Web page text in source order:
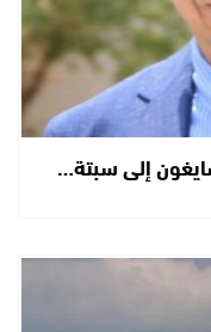
إلى سبتة…